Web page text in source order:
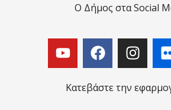
Ο Δήμος στα Social
Κατεβάστε την